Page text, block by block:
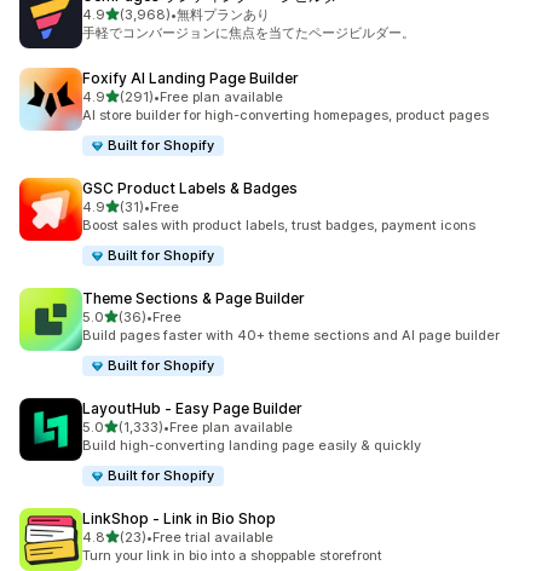
4.95つ星中
(3,968)
合計レビュー数：3968件
•無料プランあり
手軽でコンバージョンに焦点を当てたページビルダー。
Foxify AI Landing Page Builder
4.95つ星中
(291)
合計レビュー数：291件
•Free plan available
AI store builder for high-converting homepages, product pages
Built for Shopify
GSC Product Labels & Badges
4.95つ星中
(31)
合計レビュー数：31件
•Free
Boost sales with product labels, trust badges, payment icons
Built for Shopify
Theme Sections & Page Builder
5.05つ星中
(36)
合計レビュー数：36件
•Free
Build pages faster with 40+ theme sections and AI page builder
Built for Shopify
LayoutHub ‑ Easy Page Builder
5.05つ星中
(1,333)
合計レビュー数：1333件
•Free plan available
Build high-converting landing page easily & quickly
Built for Shopify
LinkShop ‑ Link in Bio Shop
4.85つ星中
(23)
合計レビュー数：23件
•Free trial available
Turn your link in bio into a shoppable storefront